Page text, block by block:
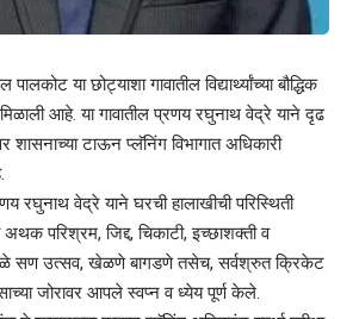
या छोट्याशा गावातील विद्यार्थ्यांच्या बौद्धिक
आहे. या गावातील प्रणय रघुनाथ वेद्रे याने दृढ
शासनाच्या टाऊन प्लॅनिंग विभागात अधिकारी
रघुनाथ वेद्रे याने घरची हालाखीची परिस्थिती
अथक परिश्रम, जिद्द, चिकाटी, इच्छाशक्ती व
सण उत्सव, खेळणे बागडणे तसेच, सर्वश्रुत क्रिकेट
जोरावर आपले स्वप्न व ध्येय पूर्ण केले.